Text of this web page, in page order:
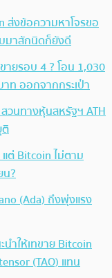
ส่งข้อความหาโจรขอ
มาสักนิดก็ยังดี
ายรอบ 4 ? โอน 1,030
ท ออกจากกระเป๋า
วนทางหุ้นสหรัฐฯ ATH
ต่ Bitcoin ไม่ตาม
น?
(Ada) ถึงพุ่งแรง
ำให้เทขาย Bitcoin
(TAO) แทน